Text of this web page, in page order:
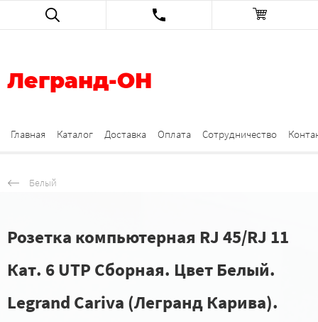
Легранд-ОН
Главная Каталог Доставка Оплата Сотрудничество
Белый
Розетка компьютерная RJ 45/RJ 11
Кат. 6 UTP Сборная. Цвет Белый.
Legrand Cariva (Легранд Карива).